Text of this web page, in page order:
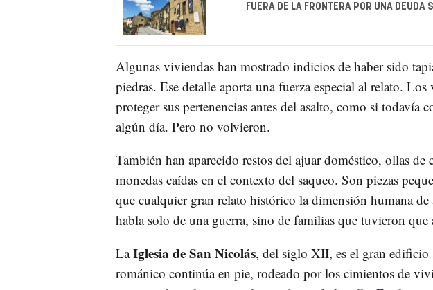
FUERA DE LA FRONTERA POR UNA DEUDA
Algunas viviendas han mostrado indicios de haber sido
piedras. Ese detalle aporta una fuerza especial al relato.
proteger sus pertenencias antes del asalto, como si todavía
algún día. Pero no volvieron.
También han aparecido restos del ajuar doméstico, ollas de
monedas caídas en el contexto del saqueo. Son piezas
que cualquier gran relato histórico la dimensión humana de
habla solo de una guerra, sino de familias que tuvieron que
LaIglesia de San Nicolás, del siglo XII, es el gran edificio
románico continúa en pie, rodeado por los cimientos de